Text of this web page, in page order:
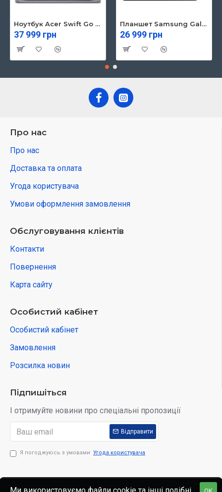
Ноутбук Acer Swift Go 16 SFG16-71 (NX.KVZEU.003)
37 999 грн
Планшет Samsung Galaxy Tab S10 FE 5G 8/128GB Gray (SM-X526BZAREUC)
26 999 грн
Про нас
Про нас
Доставка та оплата
Угода користувача
Умови оформлення замовлення
Обслуговування клієнтів
Контакти
Повернення
Карта сайту
Особистий кабінет
Особистий кабінет
Замовлення
Розсилка новин
Підпишіться
І отримуйте новини про спеціальні пропозиції
Відправити
Я погоджуюсь з умовами Угода користувача